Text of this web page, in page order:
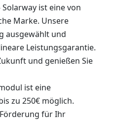
ist eine von
Marke. Unsere
ausgewählt und
Leistungsgarantie.
und genießen Sie
ist eine
zu 250€ möglich.
für Ihr